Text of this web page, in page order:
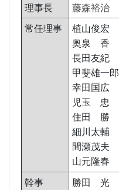
理事長
藤森裕治
常任理事
植山俊宏
奥泉 香
長田友紀
甲斐雄一郎
幸田国広
児玉 忠
住田 勝
細川太輔
間瀬茂夫
山元隆春
幹事
勝田 光